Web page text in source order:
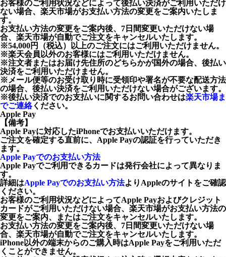
お客様のご利用状況などによって後払い決済がご利用いただけ
ない場合、楽天市場がお支払い方法の変更をご案内いたしま
す。
お支払い方法の変更をご案内後、7日間変更いただけない場
合、楽天市場が自動でご注文をキャンセルいたします。
※54,000円（税込）以上のご注文にはご利用いただけません。
※楽天会員以外のお客様にはご利用いただけません。
※注文者またはお届け先住所のどちらかが国外の場合、後払い
決済をご利用いただけません。
※メール便等のお受け取り時に受領印や署名が不要な配送方法
の場合、後払い決済をご利用いただけない場合がございます。
※後払い決済でのお支払いに関するお問い合わせは楽天市場ま
でご連絡ください。
Apple Pay
【備考】
Apple Payに対応したiPhoneでお支払いいただけます。
ご注文を確定する直前に、Apple Payの認証を行っていただき
ます。
Apple Payでのお支払い方法
Apple Payでご利用できるカードは発行会社によって異なりま
す。
詳細はApple Payでのお支払い方法よりAppleのサイトをご確認
ください。
お客様のご利用状況などによってApple Payおよびクレジット
カードがご利用いただけない場合、楽天市場がお支払い方法の
変更をご案内、またはご注文をキャンセルいたします。
お支払い方法の変更をご案内後、7日間変更いただけない場
合、楽天市場が自動でご注文をキャンセルいたします。
iPhone以外の端末からのご購入時はApple Payをご利用いただ
くことができません。